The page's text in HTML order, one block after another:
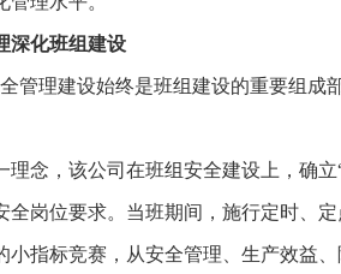
深化班组建设
管理建设始终是班组建设的重要组成
理念，该公司在班组安全建设上，确
全岗位要求。当班期间，施行定时、
小指标竞赛，从安全管理、生产效益